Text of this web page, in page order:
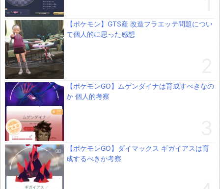
【ポケモン】GTS産 改造フラエッテ問題につい
て個人的に思った感想
【ポケモンGO】ムゲンダイナは育成すべきなの
か 個人的考察
【ポケモンGO】ダイマックス ギガイアスは育
成するべきか考察